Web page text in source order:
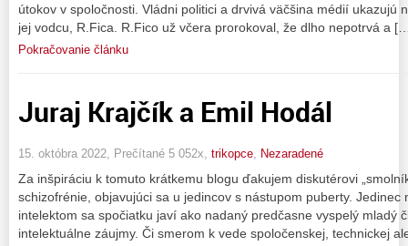
útokov v spoločnosti. Vládni politici a drvivá väčšina médií ukazujú
jej vodcu, R.Fica. R.Fico už včera prorokoval, že dlho nepotrvá a
Pokračovanie článku
Juraj Krajčík a Emil Hodál
15. októbra 2022, Prečítané 5 052x, trikopce Nezaradené
Za inšpiráciu k tomuto krátkemu blogu ďakujem diskutérovi
schizofrénie, objavujúci sa u jedincov s nástupom puberty. Jedinec
intelektom sa spočiatku javí ako nadaný predčasne vyspelý mladý
intelektuálne záujmy. Či smerom k vede spoločenskej, technickej